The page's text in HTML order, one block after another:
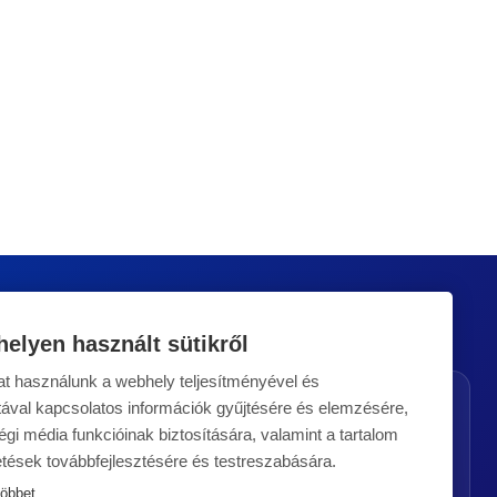
Rólunk
Információbiztonság
(ISO 27001)
Elhelyezkedés
Csehország
használt sütikről
használunk a webhely teljesítményével és
kapcsolatos információk gyűjtésére és elemzésére,
média funkcióinak biztosítására, valamint a tartalom
továbbfejlesztésére és testreszabására.